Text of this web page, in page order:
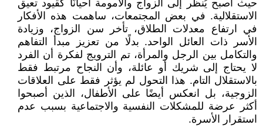
حيث أصبح يُنظر إلى الزواج والأمومة أحيانًا كقيود تعيق
الاستقلالية. في بعض المجتمعات، ساهمت هذه الأفكار
في ارتفاع معدلات الطلاق، تأخر سن الزواج، وزيادة
الأسر ذات العائل الواحد. بدلًا من تعزيز مبدأ التفاهم
والتكامل بين الرجل والمرأة، تم الترويج لفكرة أن الفرد
لا يحتاج إلى شريك أو عائلة، وأن النجاح مرتبط فقط
بالاستقلال التام. هذا التحول لم يؤثر فقط على العلاقات
الزوجية، بل انعكس أيضًا على الأطفال، الذين أصبحوا
أكثر عرضة للمشكلات النفسية والاجتماعية بسبب عدم
استقرار الأسرة.